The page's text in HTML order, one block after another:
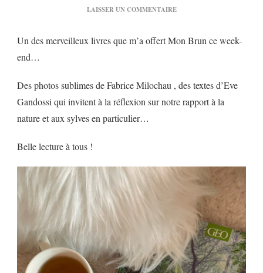
LAISSER UN COMMENTAIRESUR
DE
MILOCHAU
EVE
Un des merveilleux livres que m’a offert Mon Brun ce week-
end…
Des photos sublimes de Fabrice Milochau , des textes d’Eve
Gandossi qui invitent à la réflexion sur notre rapport à la
nature et aux sylves en particulier…
Belle lecture à tous !